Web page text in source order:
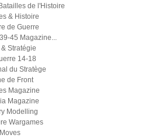
de l'Histoire
& Histoire
de Guerre
45 Magazine...
Stratégie
14-18
du Stratège
de Front
Magazine
Magazine
Modelling
Wargames
Moves